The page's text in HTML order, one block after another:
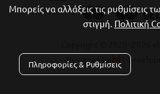
Powered by
Μπορείς να αλλάξεις τις ρυθμίσεις
στιγμή. Πολιτική
Πληροφορίες & Ρυθμίσεις